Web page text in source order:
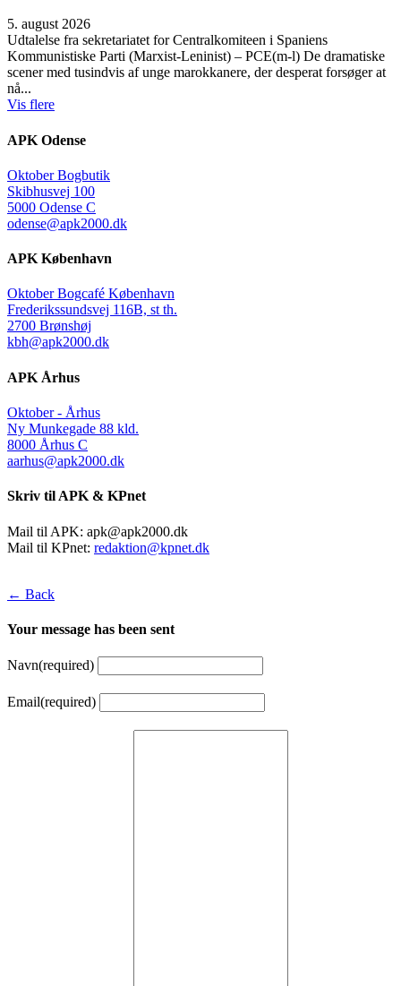
5. august 2026
Udtalelse fra sekretariatet for Centralkomiteen i Spaniens
Kommunistiske Parti (Marxist-Leninist) – PCE(m-l) De dramatiske
scener med tusindvis af unge marokkanere, der desperat forsøger at
nå...
Vis flere
APK Odense
Oktober Bogbutik
Skibhusvej 100
5000 Odense C
odense@apk2000.dk
APK København
Oktober Bogcafé København
Frederikssundsvej 116B, st th.
2700 Brønshøj
kbh@apk2000.dk
APK Århus
Oktober - Århus
Ny Munkegade 88 kld.
8000 Århus C
aarhus@apk2000.dk
Skriv til APK & KPnet
Mail til APK: apk@apk2000.dk
Mail til KPnet: redaktion@kpnet.dk
← Back
Your message has been sent
Navn(required)
Email(required)